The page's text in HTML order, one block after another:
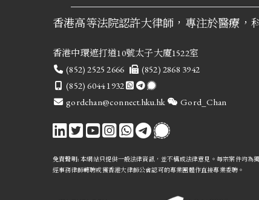
香港高等法院認許大律師，專注於醫療，
香港中環遮打道10號太子大廈1522室
電話
(852) 2525 2666 傳真
(852) 2868 3942
手提
(852) 6044 1932
電郵
gordchan@connect.hku.hk 微信
Gord_Chan
免責聲明: 本網站只提供一般法律資訊，並不構成法律意見。每宗案件均為
經事務律師轉聘或獲香港大律師公會認可的專業團體作直接專業委聘。